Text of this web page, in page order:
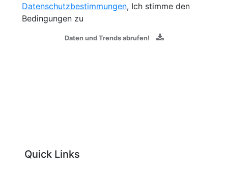
Datenschutzbestimmungen, Ich stimme den
Bedingungen zu
Daten und Trends abrufen!
Quick Links